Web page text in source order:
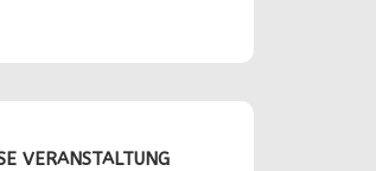
VERANSTALTUNG